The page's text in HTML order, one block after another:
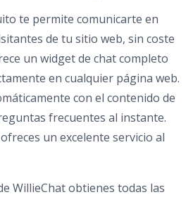
te permite comunicarte en
de tu sitio web, sin coste
un widget de chat completo
en cualquier página web.
con el contenido de
frecuentes al instante.
un excelente servicio al
WillieChat obtienes todas las